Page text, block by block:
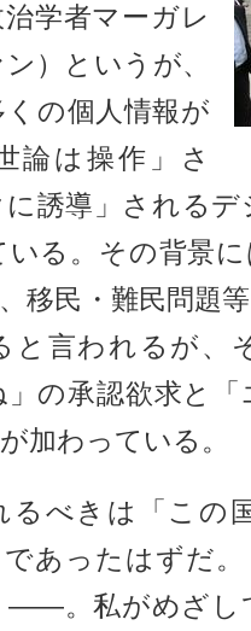
学者マーガレ
）というが、
の個人情報が
論は操作」さ
誘導」される
る。その背景
移民・難民問題
と言われるが、
」の承認欲求と
加わっている。
るべきは「この
であったはずだ
――。私がめざし